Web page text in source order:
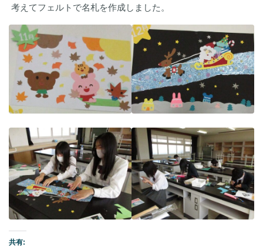
考えてフェルトで名札を作成しました。
共有: